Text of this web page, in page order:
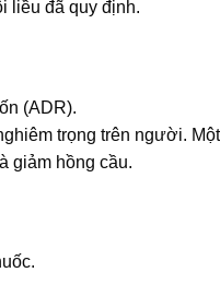
liều đã quy định.
(ADR).
trọng trên người.
giảm hồng cầu.